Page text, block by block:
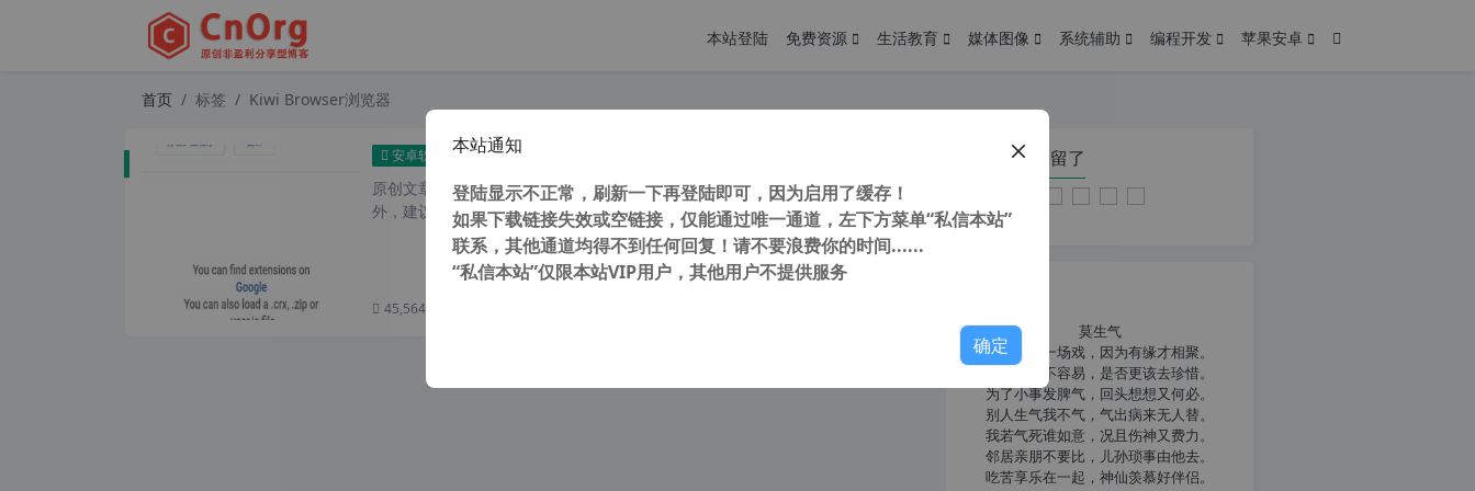
本站登陆 免费资源 生活教育 媒体图像 系统辅助 编程开发 苹果安卓
首页 标签 Kiwi Browser浏览器
安卓软件 Kiwi Browser浏览器 Kiwi浏览器 APP v112.0.5615.137 安卓版 官方版
原创文章，转载请注明： 转载自cnorg.12hp.de 注意：由于网站空间位于国
外，建议避开晚上的访问高峰期...
45,564 次浏览
您在本页停留了
莫生气
人生就像一场戏，因为有缘才相聚。
相扶到老不容易，是否更该去珍惜。
为了小事发脾气，回头想想又何必。
别人生气我不气，气出病来无人替。
我若气死谁如意，况且伤神又费力。
邻居亲朋不要比，儿孙琐事由他去。
吃苦享乐在一起，神仙羡慕好伴侣。
本站通知
登陆显示不正常，刷新一下再登陆即可，因为启用了缓存！
如果下载链接失效或空链接，仅能通过唯一通道，左下方菜单“私信本站”
联系，其他通道均得不到任何回复！请不要浪费你的时间......
“私信本站”仅限本站VIP用户，其他用户不提供服务
确定